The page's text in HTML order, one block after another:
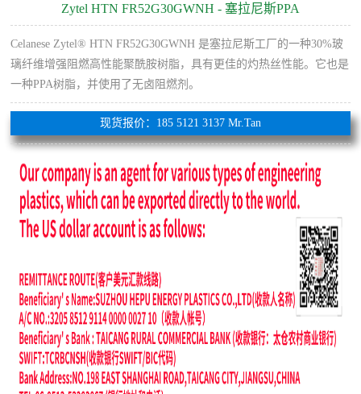
Zytel HTN FR52G30GWNH - 塞拉尼斯PPA
Celanese Zytel® HTN FR52G30GWNH 是塞拉尼斯工厂的一种30%玻
璃纤维增​​强阻燃高性能聚酰胺树脂，具有更佳的灼热丝性能。它也是
一种PPA树脂，并使用了无卤阻燃剂。
现货报价：185 5121 3137 Mr.Tan